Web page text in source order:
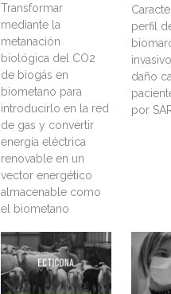
Transformar
mediante la
metanación
biológica del CO2
de biogás en
biometano para
introducirlo en la red
de gas y convertir
energía eléctrica
renovable en un
vector energético
almacenable como
el biometano
perfil
daño
por